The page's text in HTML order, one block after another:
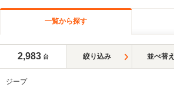
一覧から探す
2,983 台 絞り込み 並べ替え
ジープ